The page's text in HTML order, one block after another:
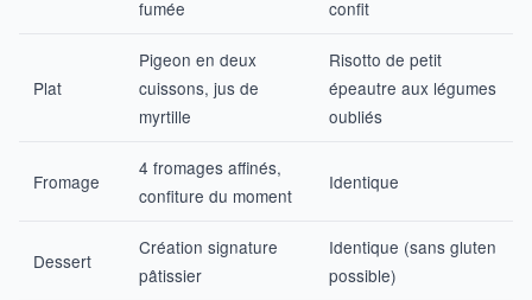
fumée
confit
Plat
Pigeon en deux
cuissons, jus de
myrtille
Risotto de petit
épeautre aux légumes
oubliés
Fromage
4 fromages affinés,
confiture du moment
Identique
Dessert
Création signature
pâtissier
Identique (sans gluten
possible)